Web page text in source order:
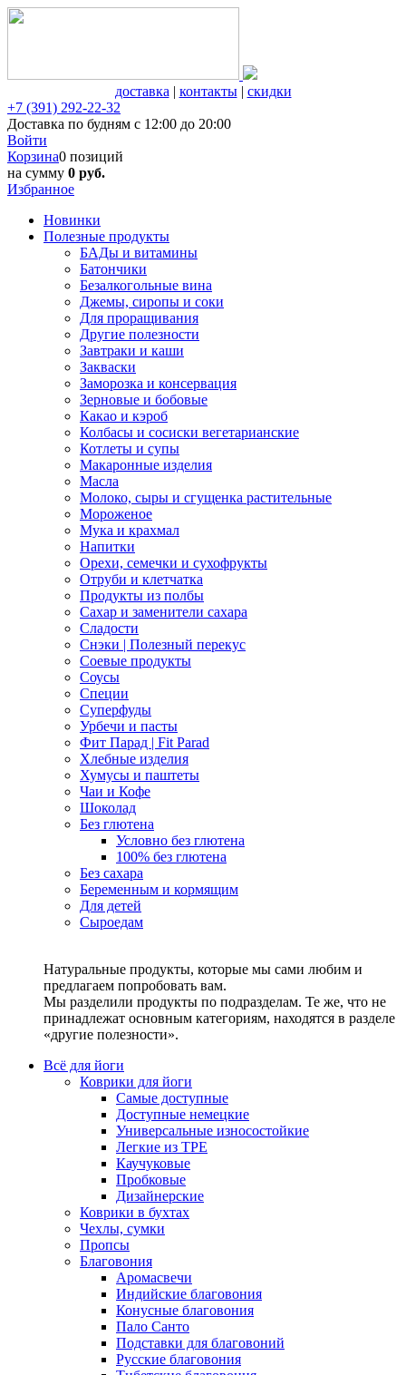
доставка | контакты| скидки
+7 (391) 292-22-32
Доставка по будням с 12:00 до 20:00
Войти
Корзина0 позиций
на сумму 0 руб.
Избранное
Новинки
Полезные продукты
БАДы и витамины
Батончики
Безалкогольные вина
Джемы, сиропы и соки
Для проращивания
Другие полезности
Завтраки и каши
Закваски
Заморозка и консервация
Зерновые и бобовые
Какао и кэроб
Колбасы и сосиски вегетарианские
Котлеты и супы
Макаронные изделия
Масла
Молоко, сыры и сгущенка растительные
Мороженое
Мука и крахмал
Напитки
Орехи, семечки и сухофрукты
Отруби и клетчатка
Продукты из полбы
Сахар и заменители сахара
Сладости
Снэки | Полезный перекус
Соевые продукты
Соусы
Специи
Суперфуды
Урбечи и пасты
Фит Парад | Fit Parad
Хлебные изделия
Хумусы и паштеты
Чаи и Кофе
Шоколад
Без глютена
Условно без глютена
100% без глютена
Без сахара
Беременным и кормящим
Для детей
Сыроедам
Натуральные продукты, которые мы сами любим и
предлагаем попробовать вам.
Мы разделили продукты по подразделам. Те же, что не
принадлежат основным категориям, находятся в разделе
«другие полезности».
Всё для йоги
Коврики для йоги
Самые доступные
Доступные немецкие
Универсальные износостойкие
Легкие из TPE
Каучуковые
Пробковые
Дизайнерские
Коврики в бухтах
Чехлы, сумки
Пропсы
Благовония
Аромасвечи
Индийские благовония
Конусные благовония
Пало Санто
Подставки для благовоний
Русские благовония